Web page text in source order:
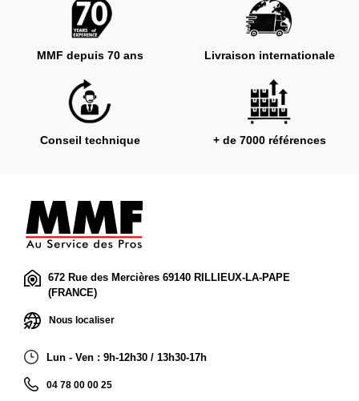
MMF depuis 70 ans Livraison internationale
Conseil technique + de 7000 références
672 Rue des Mercières 69140 RILLIEUX-LA-PAPE
(FRANCE)
Nous localiser
Lun - Ven : 9h-12h30 / 13h30-17h
04 78 00 00 25